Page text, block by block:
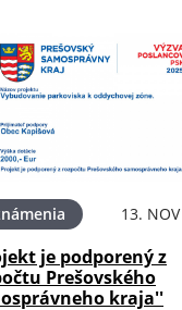
13.
je podporený z
Prešovského
kraja''